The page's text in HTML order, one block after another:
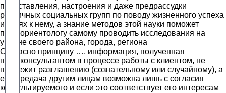
представления, настроения и даже предрассудки
различных социальных групп по поводу жизненного успеха
и путях к нему, а знание методов этой науки поможет
профориентологу самому проводить исследования на
уровне своего района, города, региона
Согласно принципу …, информация, полученная
профконсультантом в процессе работы с клиентом, не
подлежит разглашению (сознательному или случайному), а
ее передача другим лицам возможна лишь с согласия
консультируемого и если это соответствует его интересам